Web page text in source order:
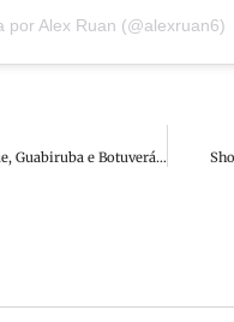
por Alex Ruan (@alexruan6)
Rodada movimenta o voleibol em Brusque, Guabiruba e Botuverá pela Olesc 2025